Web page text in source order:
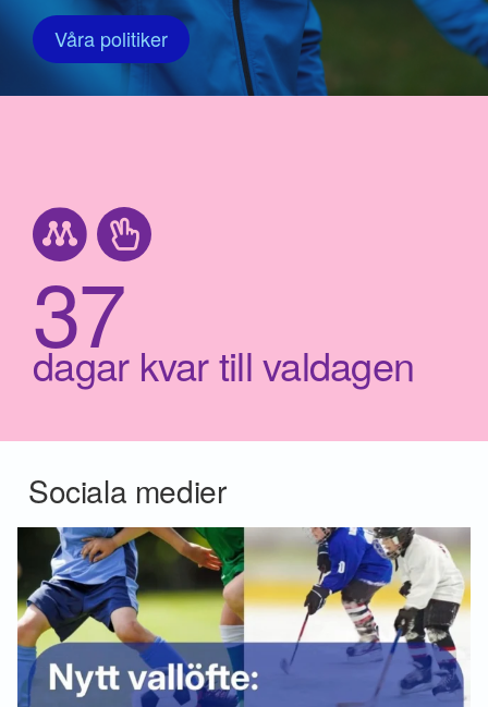
37
dagar kvar till valdagen
Våra politiker
Sociala medier